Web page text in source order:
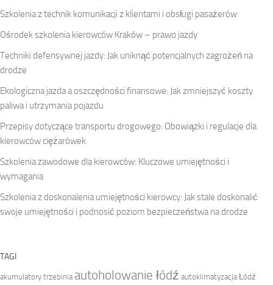
Szkolenia z technik komunikacji z klientami i obsługi pasażerów
Ośrodek szkolenia kierowców Kraków – prawo jazdy
Techniki defensywnej jazdy: Jak uniknąć potencjalnych zagrożeń na
drodze
Ekologiczna jazda a oszczędności finansowe: Jak zmniejszyć koszty
paliwa i utrzymania pojazdu
Przepisy dotyczące transportu drogowego: Obowiązki i regulacje dla
kierowców ciężarówek
Szkolenia zawodowe dla kierowców: Kluczowe umiejętności i
wymagania
Szkolenia z doskonalenia umiejętności kierowcy: Jak stale doskonalić
swoje umiejętności i podnosić poziom bezpieczeństwa na drodze
TAGI
akumulatory trzebinia autoholowanie łódź autoklimatyzacja Łódź